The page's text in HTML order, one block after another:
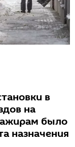
в
на
было
назначения